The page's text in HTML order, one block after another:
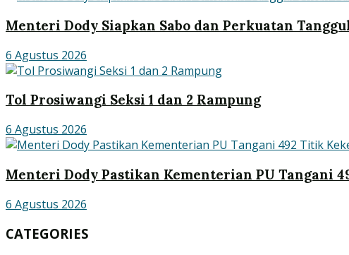
Menteri Dody Siapkan Sabo dan Perkuatan
6 Agustus 2026
Tol Prosiwangi Seksi 1 dan 2 Rampung
6 Agustus 2026
Menteri Dody Pastikan Kementerian PU Tangani
6 Agustus 2026
CATEGORIES